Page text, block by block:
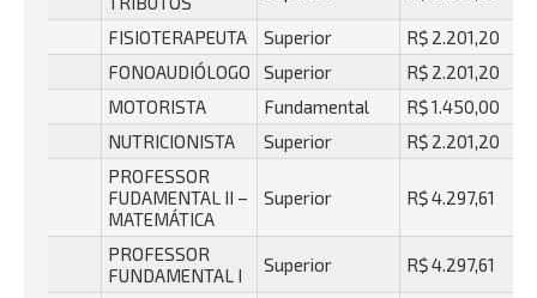
FISIOTERAPEUTA Superior
R$ 2.201,20
FONOAUDIÓLOGO
Superior
R$ 2.201,20
MOTORISTA
Fundamental
R$ 1.450,00
NUTRICIONISTA
Superior
R$ 2.201,20
PROFESSOR
FUDAMENTAL II –
MATEMÁTICA
Superior R$ 4.297,61
PROFESSOR
FUNDAMENTAL I
Superior R$ 4.297,61